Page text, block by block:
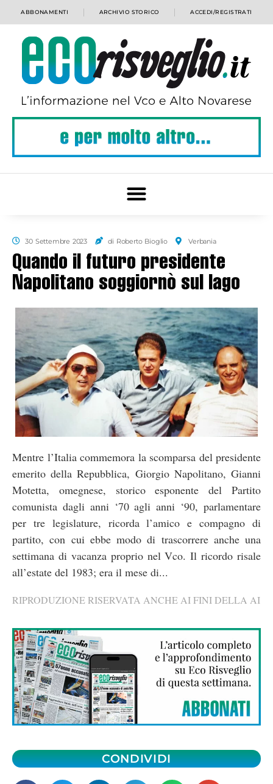
ABBONAMENTI ARCHIVIO STORICO ACCEDI/REGISTRATI
30 Settembre 2023 di Roberto Bioglio Verbania
Quando il futuro presidente
Napolitano soggiornò sul lago
Mentre l’Italia commemora la scomparsa del presidente
emerito della Repubblica, Giorgio Napolitano, Gianni
Motetta, omegnese, storico esponente del Partito
comunista dagli anni ‘70 agli anni ‘90, parlamentare
per tre legislature, ricorda l’amico e compagno di
partito, con cui ebbe modo di trascorrere anche una
settimana di vacanza proprio nel Vco. Il ricordo risale
all’estate del 1983; era il mese di...
RIPRODUZIONE RISERVATA ANCHE AI FINI DELLA AI
CONDIVIDI